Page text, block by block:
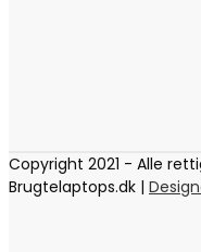
Copyright 2021 - Alle
Brugtelaptops.dk |